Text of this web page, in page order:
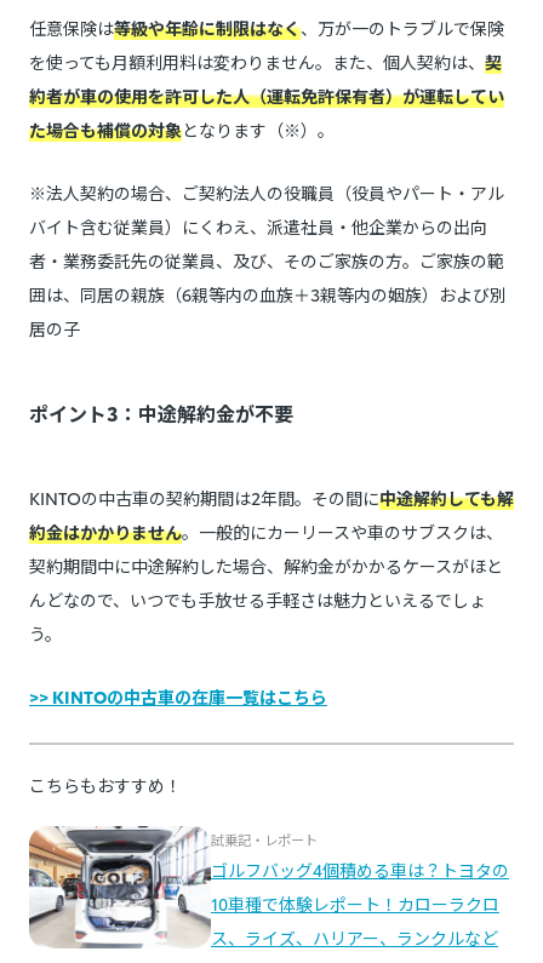
任意保険は等級や年齢に制限はなく、万が一のトラブルで保険
を使っても月額利用料は変わりません。また、個人契約は、 契
約者が車の使用を許可した人（運転免許保有者）が運転してい
た場合も補償の対象となります（※）。
※法人契約の場合、ご契約法人の役職員（役員やパート・アル
バイト含む従業員）にくわえ、派遣社員・他企業からの出向
者・業務委託先の従業員、及び、そのご家族の方。ご家族の範
囲は、同居の親族（6親等内の血族＋3親等内の姻族）および別
居の子
ポイント3：中途解約金が不要
KINTOの中古車の契約期間は2年間。その間に中途解約しても解
約金はかかりません。一般的にカーリースや車のサブスクは、
契約期間中に中途解約した場合、解約金がかかるケースがほと
んどなので、いつでも手放せる手軽さは魅力といえるでしょ
う。
>> KINTOの中古車の在庫一覧はこちら